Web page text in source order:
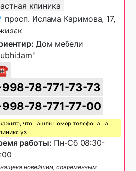
клиника
просп. Ислама Каримова, 17,
Дом мебели
78-771-73-73
78-771-77-00
что нашли номер телефона на
уз
работы: Пн-Сб 08:30-
новейшим, современным